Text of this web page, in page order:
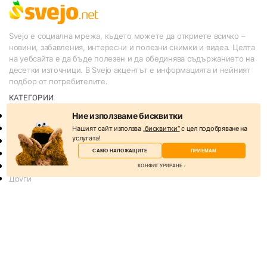
Svejo е социална мрежа, където можете да откриете всичко –
новини, забавления, интересни и полезни снимки и видеа. Целта
на уебсайта е да бъде полезен и да обединява съдържанието на
десетки източници. В Svejo акцентът е информацията и нейният
подбор от потребителите.
КАТЕГОРИИ
Слухове
Спорт
Lifestyle
Технологии
Други
Ние използваме бисквитки
Нашият сайт използва „бисквитки“с цел подобряване на
услугата!
САМО НАЛОЖАЩИТЕ ПРИЕМАМ
КОНФИГУРИРАНЕ